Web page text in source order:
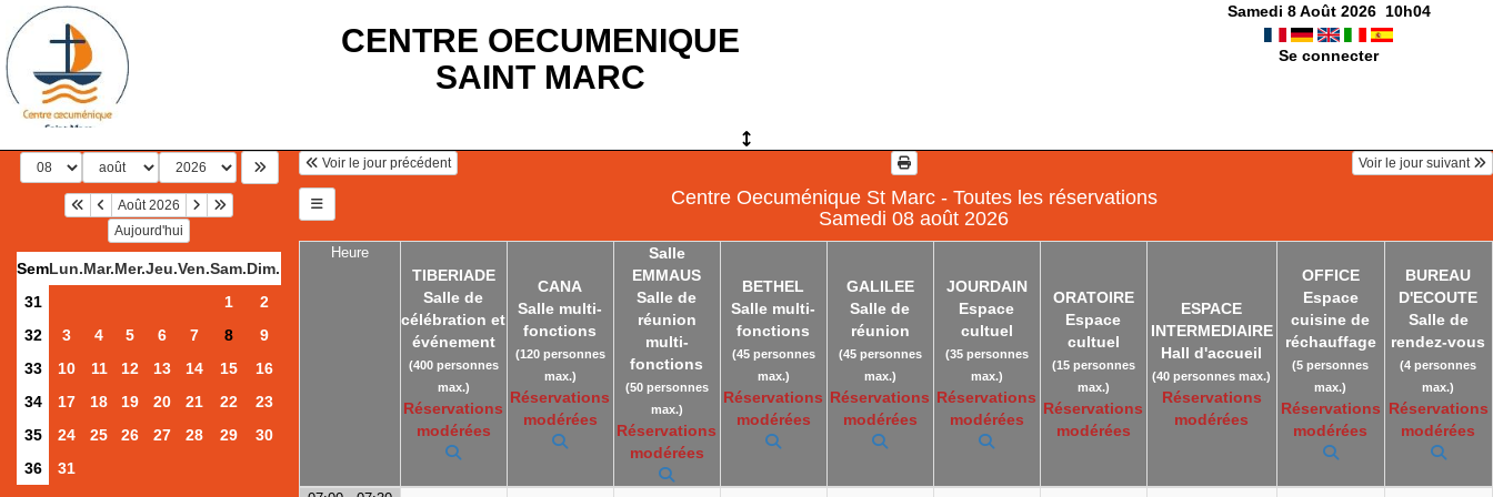
CENTRE OECUMENIQUE
SAINT MARC
Samedi 8 Août 2026 10h04
Se connecter
Août 2026
Aujourd'hui
SemLun.Mar.Mer.Jeu.Ven.Sam.Dim.
31
1
2
32
3 4 5 6 7 8
9
33
10 11 12 13 14 15
16
34
17 18 19 20 21 22
23
35
24 25 26 27 28 29
30
36
31
Voir le jour précédent Voir le jour suivant
Centre Oecuménique St Marc - Toutes les réservations
Samedi 08 août 2026
Heure
TIBERIADE
Salle de
célébration et
événement
(400 personnes
max.)
Réservations
modérées
CANA
Salle multi-
fonctions
(120 personnes
max.)
Réservations
modérées
Salle
EMMAUS
Salle de
réunion
multi-
fonctions
(50 personnes
max.)
Réservations
modérées
BETHEL
Salle multi-
fonctions
(45 personnes
max.)
Réservations
modérées
GALILEE
Salle de
réunion
(45 personnes
max.)
Réservations
modérées
JOURDAIN
Espace
cultuel
(35 personnes
max.)
Réservations
modérées
ORATOIRE
Espace
cultuel
(15 personnes
max.)
Réservations
modérées
ESPACE
INTERMEDIAIRE
Hall d'accueil
(40 personnes max.)
Réservations
modérées
OFFICE
Espace
cuisine de
réchauffage
(5 personnes
max.)
Réservations
modérées
BUREAU
D'ECOUTE
Salle de
rendez-vous
(4 personnes
max.)
Réservations
modérées